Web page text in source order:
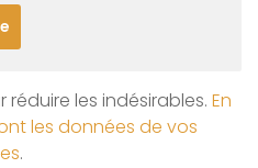
réduire les indésirables. En
les données de vos
.